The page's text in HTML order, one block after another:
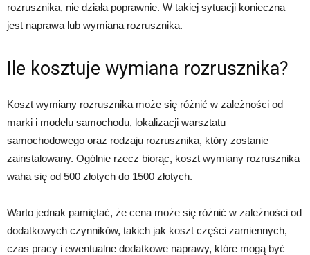
rozrusznika, nie działa poprawnie. W takiej sytuacji konieczna
jest naprawa lub wymiana rozrusznika.
Ile kosztuje wymiana rozrusznika?
Koszt wymiany rozrusznika może się różnić w zależności od
marki i modelu samochodu, lokalizacji warsztatu
samochodowego oraz rodzaju rozrusznika, który zostanie
zainstalowany. Ogólnie rzecz biorąc, koszt wymiany rozrusznika
waha się od 500 złotych do 1500 złotych.
Warto jednak pamiętać, że cena może się różnić w zależności od
dodatkowych czynników, takich jak koszt części zamiennych,
czas pracy i ewentualne dodatkowe naprawy, które mogą być